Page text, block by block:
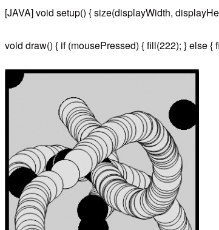
[JAVA] void setup() { size(displayWidth,
void draw() { if (mousePressed) { fill(222); } else